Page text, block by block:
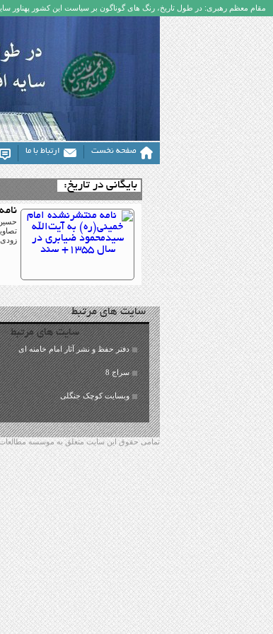
مقام معظم رهبری: در طول تاریخ، رنگ های گوناگون بر سیاست این کشور پهناور سایه
صفحه نخست ارتباط با ما
بایگانی در تاریخ:
زودی
سایت های مرتبط
سایت های مرتبط
دفتر حفظ و نشر آثار امام خامنه ای
سراج 8
وبسایت کوچک جنگلی
تمامی حقوق این سایت متعلق به موسسه مطالعات